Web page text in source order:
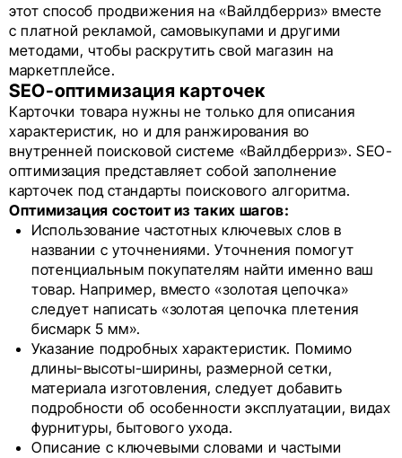
этот способ продвижения на «Вайлдберриз» вместе
с платной рекламой, самовыкупами и другими
методами, чтобы раскрутить свой магазин на
маркетплейсе.
SEO-оптимизация карточек
Карточки товара нужны не только для описания
характеристик, но и для ранжирования во
внутренней поисковой системе «Вайлдберриз». SEO-
оптимизация представляет собой заполнение
карточек под стандарты поискового алгоритма.
Оптимизация состоит из таких шагов:
Использование частотных ключевых слов в
названии с уточнениями. Уточнения помогут
потенциальным покупателям найти именно ваш
товар. Например, вместо «золотая цепочка»
следует написать «золотая цепочка плетения
бисмарк 5 мм».
Указание подробных характеристик. Помимо
длины-высоты-ширины, размерной сетки,
материала изготовления, следует добавить
подробности об особенности эксплуатации, видах
фурнитуры, бытового ухода.
Описание с ключевыми словами и частыми